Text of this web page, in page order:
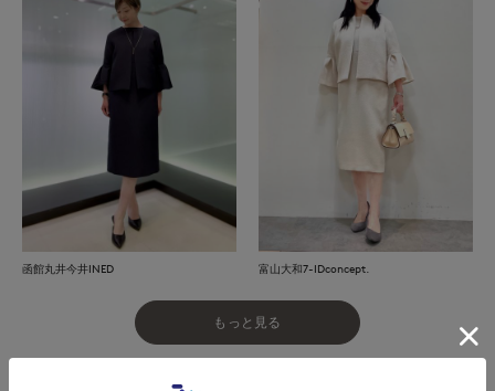
函館丸井今井INED 富山大和7-IDconcept.
もっと見る